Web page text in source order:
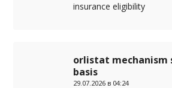
insurance eligibility
orlistat mechanism
basis
29.07.2026 в 04:24